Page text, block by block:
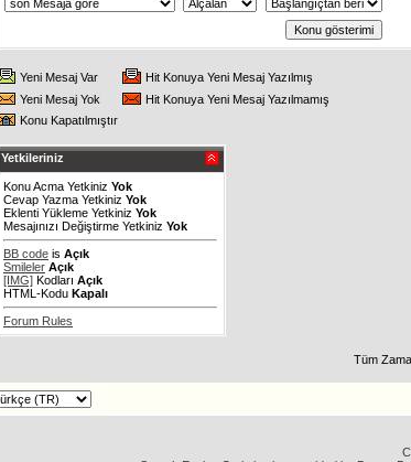
Yeni Mesaj Var
Hit Konuya Yeni Mesaj Yazılmış
Yeni Mesaj Yok
Hit Konuya Yeni Mesaj Yazılmamış
Konu Kapatılmıştır
Yetkileriniz
Konu Acma Yetkiniz Yok
Cevap Yazma Yetkiniz Yok
Eklenti Yükleme Yetkiniz Yok
Mesajınızı Değiştirme Yetkiniz Yok
BB code is Açık
Smileler Açık
[IMG] Kodları Açık
HTML-Kodu Kapalı
Forum Rules
Tüm